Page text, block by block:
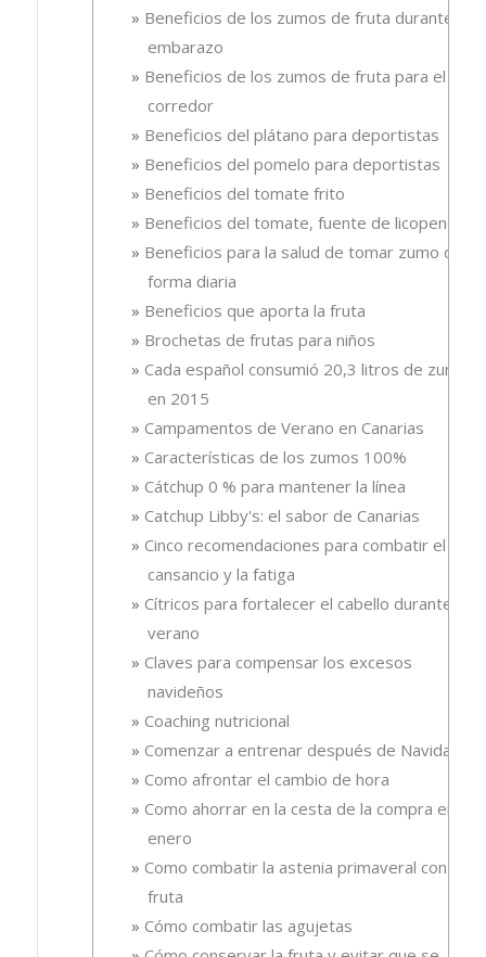
Beneficios de los zumos de fruta durante el
embarazo
Beneficios de los zumos de fruta para el
corredor
Beneficios del plátano para deportistas
Beneficios del pomelo para deportistas
Beneficios del tomate frito
Beneficios del tomate, fuente de licopeno
Beneficios para la salud de tomar zumo de
forma diaria
Beneficios que aporta la fruta
Brochetas de frutas para niños
Cada español consumió 20,3 litros de zumo
en 2015
Campamentos de Verano en Canarias
Características de los zumos 100%
Cátchup 0 % para mantener la línea
Catchup Libby's: el sabor de Canarias
Cinco recomendaciones para combatir el
cansancio y la fatiga
Cítricos para fortalecer el cabello durante el
verano
Claves para compensar los excesos
navideños
Coaching nutricional
Comenzar a entrenar después de Navidad
Como afrontar el cambio de hora
Como ahorrar en la cesta de la compra en
enero
Como combatir la astenia primaveral con
fruta
Cómo combatir las agujetas